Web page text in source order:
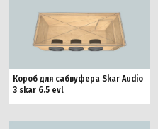
Короб для сабвуфера Skar Audio
3 skar 6.5 evl